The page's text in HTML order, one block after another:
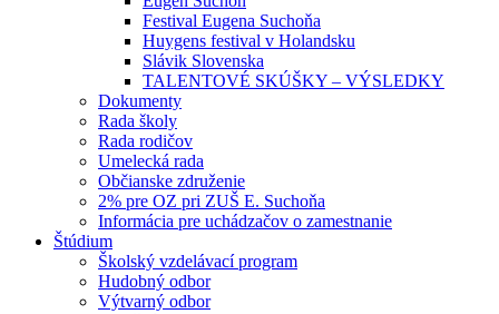
Festival Eugena Suchoňa
Huygens festival v Holandsku
Slávik Slovenska
TALENTOVÉ SKÚŠKY – VÝSLEDKY
Dokumenty
Rada školy
Rada rodičov
Umelecká rada
Občianske združenie
2% pre OZ pri ZUŠ E. Suchoňa
Informácia pre uchádzačov o zamestnanie
Štúdium
Školský vzdelávací program
Hudobný odbor
Výtvarný odbor